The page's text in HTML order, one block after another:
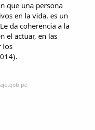
que una persona
en la vida, es un
da coherencia a la
el actuar, en las
los